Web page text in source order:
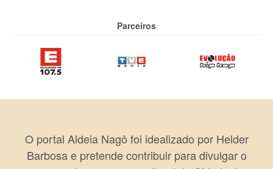
Parceiros
O portal Aldeia Nagô foi idealizado por Helder
Barbosa e pretende contribuir para divulgar o